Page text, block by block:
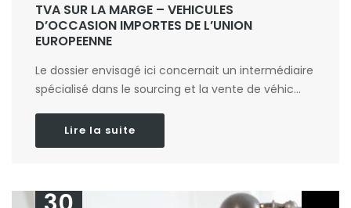
TVA SUR LA MARGE – VEHICULES
D’OCCASION IMPORTES DE L’UNION
EUROPEENNE
Le dossier envisagé ici concernait un intermédiaire
spécialisé dans le sourcing et la vente de véhic...
Lire la suite